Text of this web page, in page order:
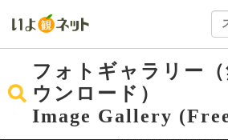
フォトギャラリー
ウンロード）
Image Gallery